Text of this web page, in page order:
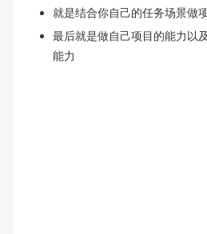
就是结合你自己的任务场景做
最后就是做自己项目的能力以
能力